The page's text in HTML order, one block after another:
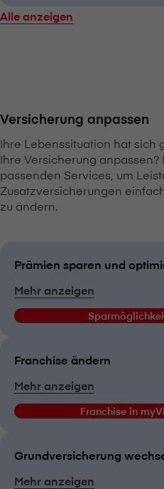
Alle anzeigen
Versicherung anpassen
Ihre Lebenssituation hat sich
Ihre Versicherung anpassen?
passenden Services, um
Zusatzversicherungen
zu ändern.
Prämien sparen und
Mehr anzeigen
Franchise ändern
Mehr anzeigen
Franchise in
Grundversicherung
Mehr anzeigen